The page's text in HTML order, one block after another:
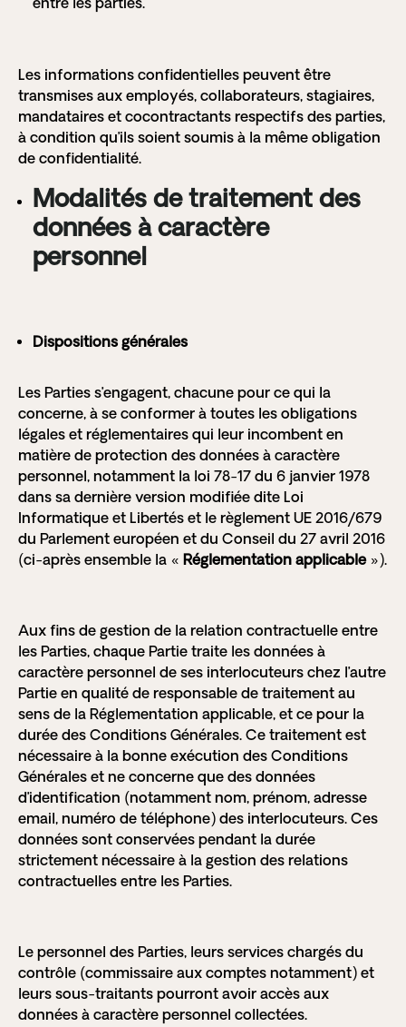
Les informations confidentielles peuvent être
transmises aux employés, collaborateurs, stagiaires,
mandataires et cocontractants respectifs des parties,
à condition qu’ils soient soumis à la même obligation
de confidentialité.
Modalités de traitement des
données à caractère
personnel
Dispositions générales
Les Parties s’engagent, chacune pour ce qui la
concerne, à se conformer à toutes les obligations
légales et réglementaires qui leur incombent en
matière de protection des données à caractère
personnel, notamment la loi 78-17 du 6 janvier 1978
dans sa dernière version modifiée dite Loi
Informatique et Libertés et le règlement UE 2016/679
du Parlement européen et du Conseil du 27 avril 2016
(ci-après ensemble la « Réglementation applicable»).
Aux fins de gestion de la relation contractuelle entre
les Parties, chaque Partie traite les données à
caractère personnel de ses interlocuteurs chez l’autre
Partie en qualité de responsable de traitement au
sens de la Réglementation applicable, et ce pour la
durée des Conditions Générales. Ce traitement est
nécessaire à la bonne exécution des Conditions
Générales et ne concerne que des données
d’identification (notamment nom, prénom, adresse
email, numéro de téléphone) des interlocuteurs. Ces
données sont conservées pendant la durée
strictement nécessaire à la gestion des relations
contractuelles entre les Parties.
Le personnel des Parties, leurs services chargés du
contrôle (commissaire aux comptes notamment) et
leurs sous-traitants pourront avoir accès aux
données à caractère personnel collectées.